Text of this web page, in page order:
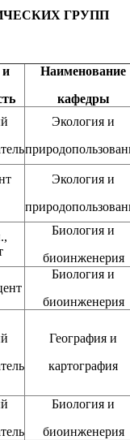
ГРУПП
и
Наименование
кафедры
Экология и
Экология и
Биология и
биоинженерия
Биология и
биоинженерия
География и
картография
Биология и
биоинженерия